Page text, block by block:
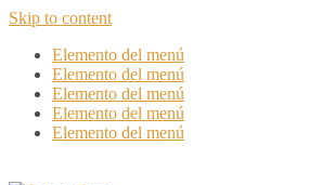
Skip to content
Elemento del menú
Elemento del menú
Elemento del menú
Elemento del menú
Elemento del menú